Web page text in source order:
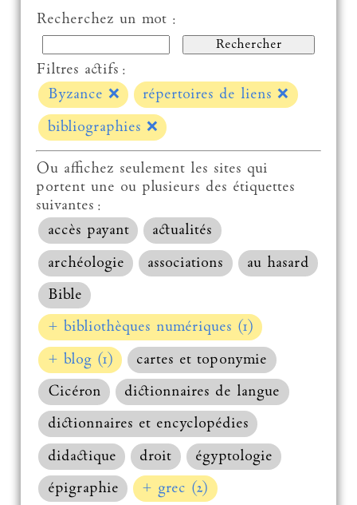
Recherchez un mot :
Filtres actifs :
Byzance ❌ répertoires de liens❌
bibliographies ❌
Ou affichez seulement les sites qui
portent une ou plusieurs des étiquettes
suivantes :
accès payant
actualités
archéologie
associations
au hasard
Bible
+ bibliothèques numériques (1)
+ blog (1)
cartes et toponymie
Cicéron
dictionnaires de langue
dictionnaires et encyclopédies
didactique
droit
égyptologie
épigraphie
+ grec (2)